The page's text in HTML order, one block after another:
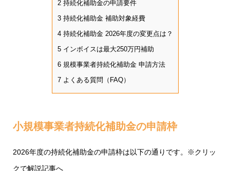
2持続化補助金の申請要件
3持続化補助金 補助対象経費
4持続化補助金 2026年度の変更点は？
5インボイスは最大250万円補助
6規模事業者持続化補助金 申請方法
7よくある質問（FAQ）
小規模事業者持続化補助金の申請枠
2026年度の持続化補助金の申請枠は以下の通りです。※クリッ
クで解説記事へ